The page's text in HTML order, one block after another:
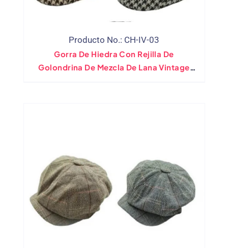
Producto No.: CH-IV-03
Gorra De Hiedra Con Rejilla De
Golondrina De Mezcla De Lana Vintage